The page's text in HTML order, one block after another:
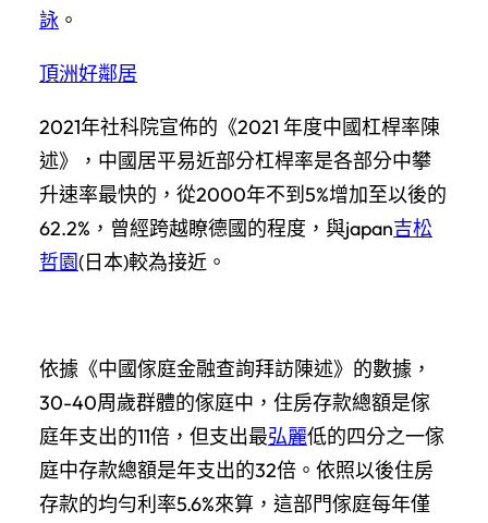
詠 。
頂洲好鄰居
2021年社科院宣佈的《2021 年度中國杠桿率陳
述》，中國居平易近部分杠桿率是各部分中攀
升速率最快的，從2000年不到5%增加至以後的
62.2%，曾經跨越瞭德國的程度，與japan吉松
哲園(日本)較為接近。
依據《中國傢庭金融查詢拜訪陳述》的數據，
30-40周歲群體的傢庭中，住房存款總額是傢
庭年支出的11倍，但支出最弘麗低的四分之一傢
庭中存款總額是年支出的32倍。依照以後住房
存款的均勻利率5.6%來算，這部門傢庭每年僅